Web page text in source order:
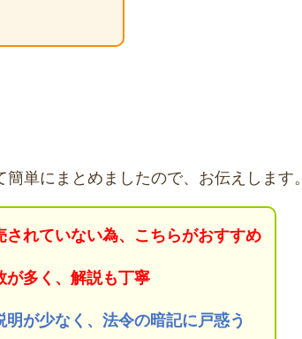
単にまとめましたので、お伝えします。
されていない為、こちらがおすすめ
が多く、解説も丁寧
明が少なく、法令の暗記に戸惑う